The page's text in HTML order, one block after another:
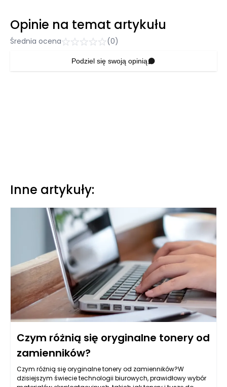
Opinie na temat artykułu
Średnia ocena (0)
Podziel się swoją opinią
Inne artykuły:
Czym różnią się oryginalne tonery od
zamienników?
Czym różnią się oryginalne tonery od zamienników?W
dzisiejszym świecie technologii biurowych, prawidłowy wybór